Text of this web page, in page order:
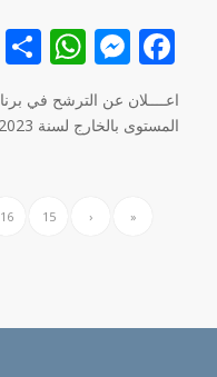
Facebook
اعــــلان عن الترشح في
المستوى بالخارج لسنة 2023 رابط التسجيل: نهاية آجال التسجيلات
«
‹
15
16